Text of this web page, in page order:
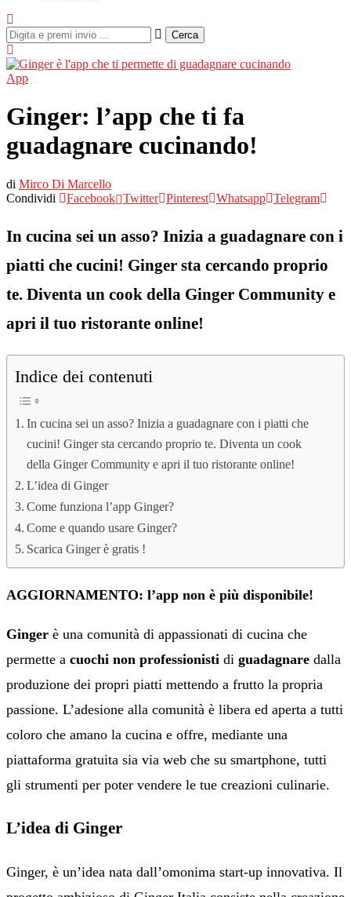
Cerca
App
Ginger: l’app che ti fa
guadagnare cucinando!
di Mirco Di Marcello
Condividi
Facebook Twitter Pinterest Whatsapp Telegram
In cucina sei un asso? Inizia a guadagnare con i
piatti che cucini! Ginger sta cercando proprio
te. Diventa un cook della Ginger Community e
apri il tuo ristorante online!
Indice dei contenuti
In cucina sei un asso? Inizia a guadagnare con i piatti che
cucini! Ginger sta cercando proprio te. Diventa un cook
della Ginger Community e apri il tuo ristorante online!
L’idea di Ginger
Come funziona l’app Ginger?
Come e quando usare Ginger?
Scarica Ginger è gratis !
AGGIORNAMENTO: l’app non è più disponibile!
Ginger è una comunità di appassionati di cucina che
permette a cuochi non professionisti di guadagnare dalla
produzione dei propri piatti mettendo a frutto la propria
passione. L’adesione alla comunità è libera ed aperta a tutti
coloro che amano la cucina e offre, mediante una
piattaforma gratuita sia via web che su smartphone, tutti
gli strumenti per poter vendere le tue creazioni culinarie.
L’idea di Ginger
Ginger, è un’idea nata dall’omonima start-up innovativa. Il